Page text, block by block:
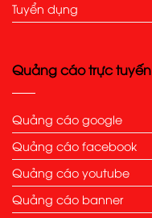
Tuyển dụng
Quảng cáo trực tuyến
Quảng cáo google
Quảng cáo facebook
Quảng cáo youtube
Quảng cáo banner